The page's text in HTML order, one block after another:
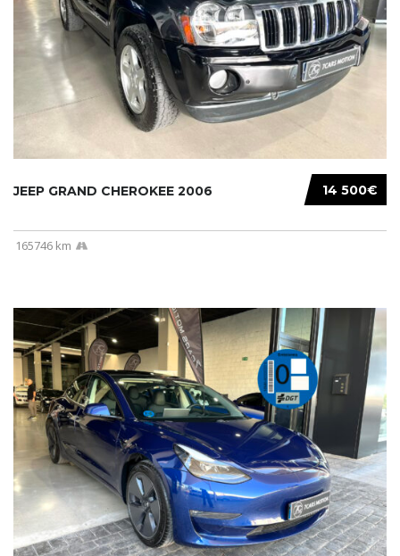
14 500€
JEEP GRAND CHEROKEE 2006
165746 km